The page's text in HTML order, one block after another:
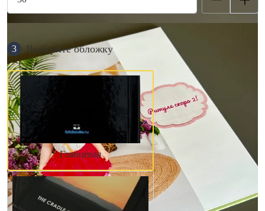
3 Выберите обложку
Глянцевая